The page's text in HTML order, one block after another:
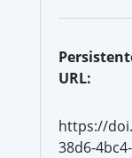
URL:
https://
38d6-